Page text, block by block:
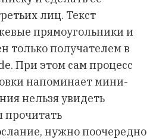
лиц. Текст
прямоугольники и
только получателем в
При этом сам процесс
напоминает мини-
нельзя увидеть
прочитать
нужно поочередно